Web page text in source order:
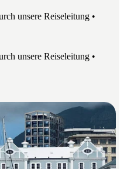
unsere Reiseleitung •
unsere Reiseleitung •